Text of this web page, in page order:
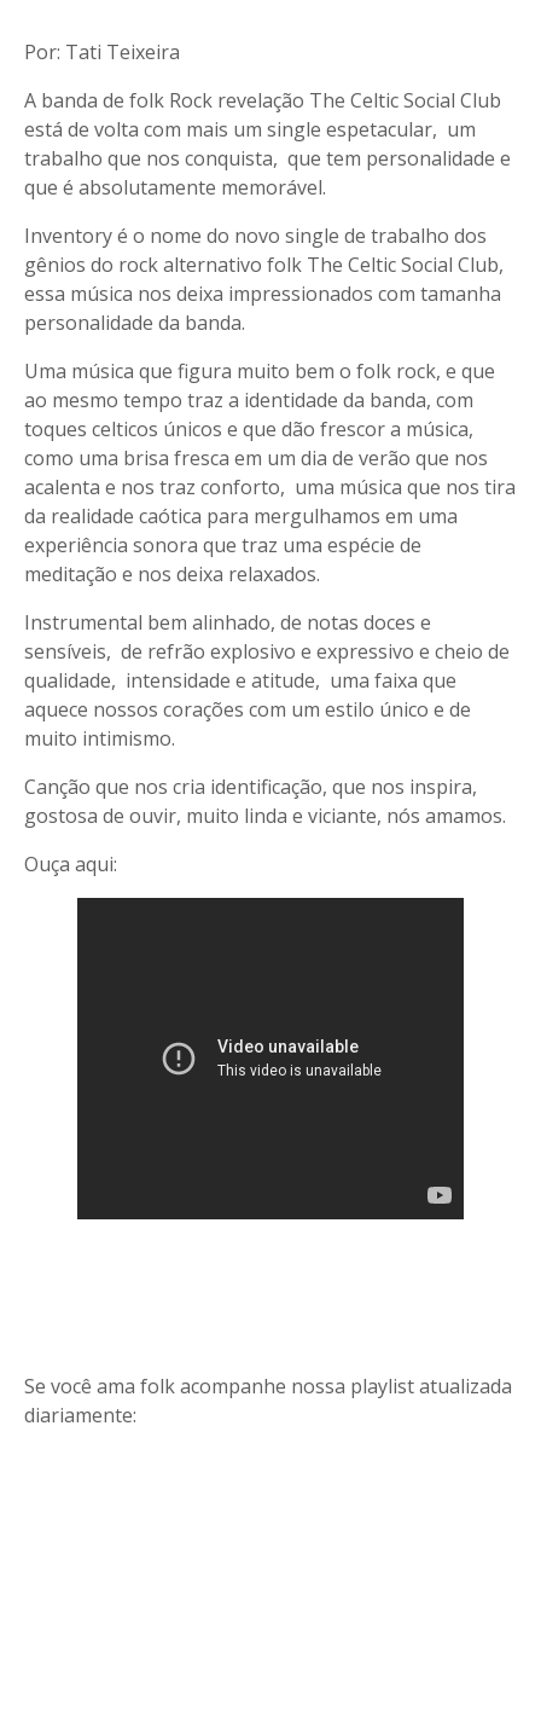
Por: Tati Teixeira
A banda de folk Rock revelação The Celtic Social Club
está de volta com mais um single espetacular, um
trabalho que nos conquista, que tem personalidade e
que é absolutamente memorável.
Inventory é o nome do novo single de trabalho dos
gênios do rock alternativo folk The Celtic Social Club,
essa música nos deixa impressionados com tamanha
personalidade da banda.
Uma música que figura muito bem o folk rock, e que
ao mesmo tempo traz a identidade da banda, com
toques celticos únicos e que dão frescor a música,
como uma brisa fresca em um dia de verão que nos
acalenta e nos traz conforto, uma música que nos tira
da realidade caótica para mergulhamos em uma
experiência sonora que traz uma espécie de
meditação e nos deixa relaxados.
Instrumental bem alinhado, de notas doces e
sensíveis, de refrão explosivo e expressivo e cheio de
qualidade, intensidade e atitude, uma faixa que
aquece nossos corações com um estilo único e de
muito intimismo.
Canção que nos cria identificação, que nos inspira,
gostosa de ouvir, muito linda e viciante, nós amamos.
Ouça aqui:
Se você ama folk acompanhe nossa playlist atualizada
diariamente: